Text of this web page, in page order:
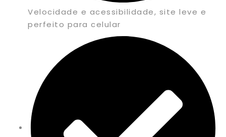
Velocidade e acessibilidade, site leve e
perfeito para celular